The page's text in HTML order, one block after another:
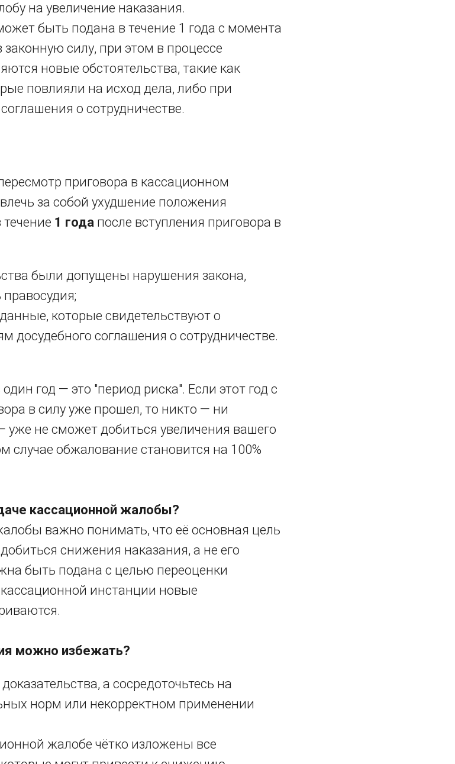
на увеличение наказания.
быть подана в течение 1 года с момента
законную силу, при этом в процессе
новые обстоятельства, такие как
повлияли на исход дела, либо при
о сотрудничестве.
приговора в кассационном
за собой ухудшение положения
1 года после вступления приговора в
были допущены нарушения закона,
которые свидетельствуют о
досудебного соглашения о сотрудничестве.
год — это "период риска". Если этот год с
в силу уже прошел, то никто — ни
уже не сможет добиться увеличения вашего
случае обжалование становится на 100%
кассационной жалобы?
важно понимать, что её основная цель
снижения наказания, а не его
быть подана с целью переоценки
кассационной инстанции новые
можно избежать?
а сосредоточьтесь на
норм или некорректном применении
жалобе чётко изложены все